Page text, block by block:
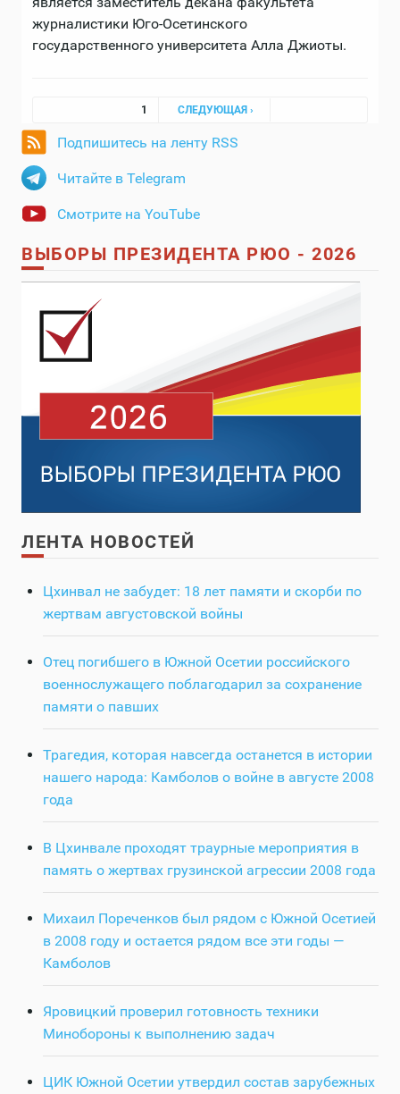
журналистики Юго-Осетинского
государственного университета Алла Джиоты.
Страницы
1 СЛЕДУЮЩАЯ ›
Подпишитесь на ленту RSS
Читайте в Telegram
Смотрите на YouTube
ВЫБОРЫ ПРЕЗИДЕНТА РЮО - 2026
ЛЕНТА НОВОСТЕЙ
Цхинвал не забудет: 18 лет памяти и скорби по
жертвам августовской войны
Отец погибшего в Южной Осетии российского
военнослужащего поблагодарил за сохранение
памяти о павших
Трагедия, которая навсегда останется в истории
нашего народа: Камболов о войне в августе 2008
года
В Цхинвале проходят траурные мероприятия в
память о жертвах грузинской агрессии 2008 года
Михаил Пореченков был рядом с Южной Осетией
в 2008 году и остается рядом все эти годы —
Камболов
Яровицкий проверил готовность техники
Минобороны к выполнению задач
ЦИК Южной Осетии утвердил состав зарубежных